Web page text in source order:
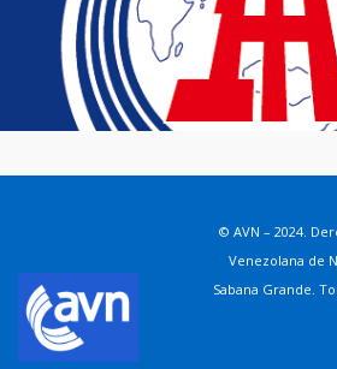
© AVN – 2024.
Venezolana de
Sabana Grande.